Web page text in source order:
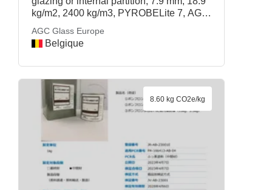
kg/m2, 2400 kg/m3, PYROBELite 7, AGC
AGC Glass Europe
Belgique
8.60 kg CO2e/kg